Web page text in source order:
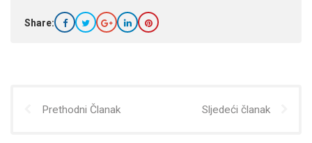
Share:
Prethodni Članak Sljedeći članak